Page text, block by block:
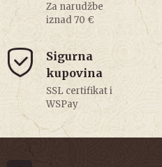
Za narudžbe
iznad 70 €
Sigurna
kupovina
SSL certifikat i
WSPay